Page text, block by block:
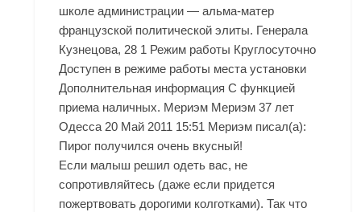
школе администрации — альма-матер
французской политической элиты. Генерала
Кузнецова, 28 1 Режим работы Круглосуточно
Доступен в режиме работы места установки
Дополнительная информация С функцией
приема наличных. Мериэм Мериэм 37 лет
Одесса 20 Май 2011 15:51 Мериэм писал(а):
Пирог получился очень вкусный!
Если малыш решил одеть вас, не
сопротивляйтесь (даже если придется
пожертвовать дорогими колготками). Так что